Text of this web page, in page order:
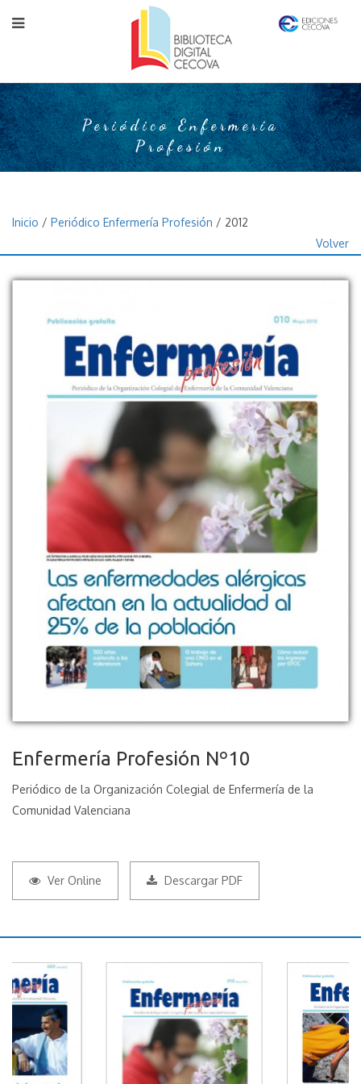
Periódico Enfermería
Profesión
Inicio / Periódico Enfermería Profesión / 2012
Volver
Enfermería Profesión Nº10
Periódico de la Organización Colegial de Enfermería de la
Comunidad Valenciana
Ver Online Descargar PDF